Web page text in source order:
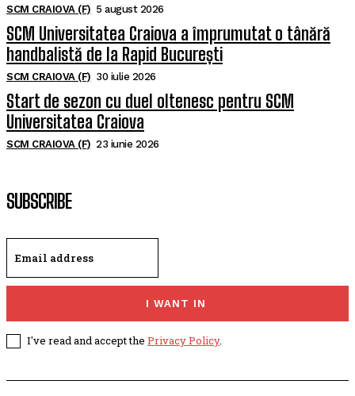
SCM CRAIOVA (F) 5 august 2026
SCM Universitatea Craiova a împrumutat o tânără
handbalistă de la Rapid București
SCM CRAIOVA (F) 30 iulie 2026
Start de sezon cu duel oltenesc pentru SCM
Universitatea Craiova
SCM CRAIOVA (F) 23 iunie 2026
SUBSCRIBE
I WANT IN
I've read and accept the Privacy Policy.